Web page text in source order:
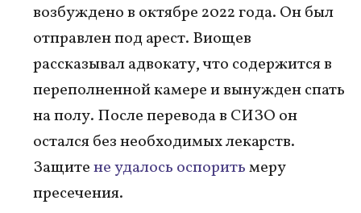
возбуждено в октябре 2022 года. Он был
отправлен под арест. Виощев
рассказывал адвокату, что содержится в
переполненной камере и вынужден спать
на полу. После перевода в СИЗО он
остался без необходимых лекарств.
Защитене удалось оспоритьмеру
пресечения.